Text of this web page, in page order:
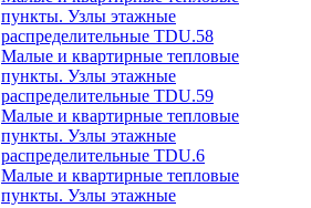
пункты. Узлы этажные
распределительные TDU.58
Малые и квартирные тепловые
пункты. Узлы этажные
распределительные TDU.59
Малые и квартирные тепловые
пункты. Узлы этажные
распределительные TDU.6
Малые и квартирные тепловые
пункты. Узлы этажные